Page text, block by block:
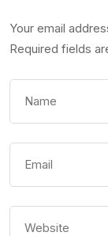
Your email
Required fields